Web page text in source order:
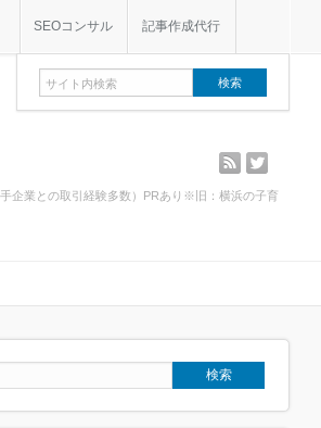
SEOコンサル 記事作成代行
企業との取引経験多数）PRあり※旧：横浜の子育
rss